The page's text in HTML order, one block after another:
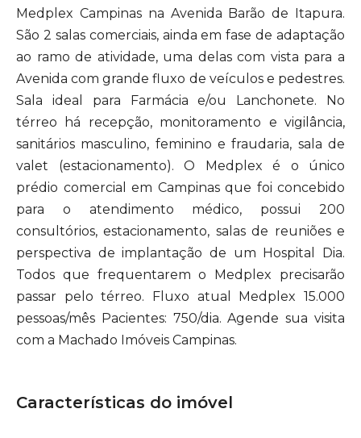
Medplex Campinas na Avenida Barão de Itapura.
São 2 salas comerciais, ainda em fase de adaptação
ao ramo de atividade, uma delas com vista para a
Avenida com grande fluxo de veículos e pedestres.
Sala ideal para Farmácia e/ou Lanchonete. No
térreo há recepção, monitoramento e vigilância,
sanitários masculino, feminino e fraudaria, sala de
valet (estacionamento). O Medplex é o único
prédio comercial em Campinas que foi concebido
para o atendimento médico, possui 200
consultórios, estacionamento, salas de reuniões e
perspectiva de implantação de um Hospital Dia.
Todos que frequentarem o Medplex precisarão
passar pelo térreo. Fluxo atual Medplex 15.000
pessoas/mês Pacientes: 750/dia. Agende sua visita
com a Machado Imóveis Campinas.
Características do imóvel